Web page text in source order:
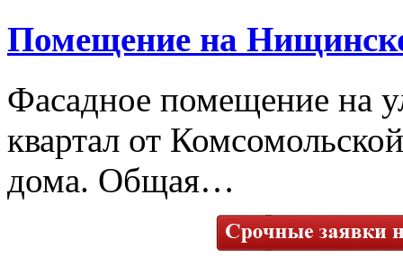
Помещение на
Фасадное помещение на
квартал от
дома. Общая…